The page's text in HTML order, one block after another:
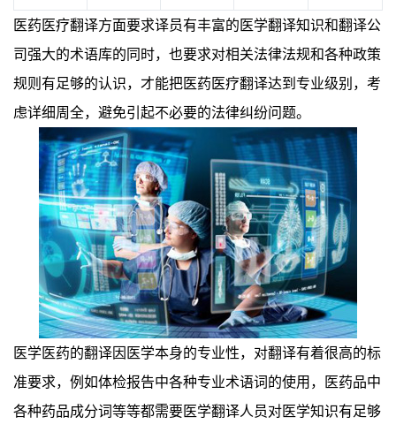
医药医疗翻译方面要求译员有丰富的医学翻译知识和翻译公
司强大的术语库的同时，也要求对相关法律法规和各种政策
规则有足够的认识，才能把医药医疗翻译达到专业级别，考
虑详细周全，避免引起不必要的法律纠纷问题。
医学医药的翻译因医学本身的专业性，对翻译有着很高的标
准要求，例如体检报告中各种专业术语词的使用，医药品中
各种药品成分词等等都需要医学翻译人员对医学知识有足够